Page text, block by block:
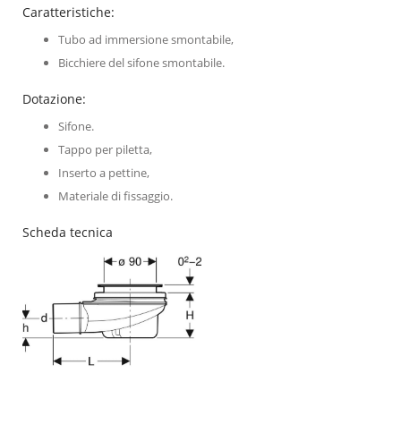
Caratteristiche:
Tubo ad immersione smontabile,
Bicchiere del sifone smontabile.
Dotazione:
Sifone.
Tappo per piletta,
Inserto a pettine,
Materiale di fissaggio.
Scheda tecnica